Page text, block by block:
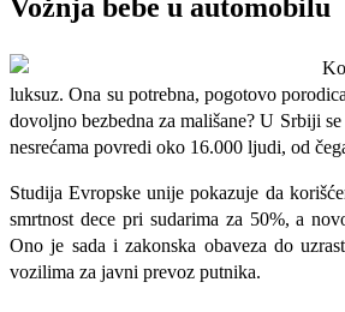
Vožnja bebe u automobilu
luksuz. Ona su potrebna, pogotovo
dovoljno bezbedna za mališane? U Srbiji
nesrećama povredi oko 16.000 ljudi, od
Studija Evrop­ske unije pokazuje da
smrtnost dece pri sudarima za 50%, a
Ono je sada i zakonska obaveza do
vozilima za javni prevoz putnika.